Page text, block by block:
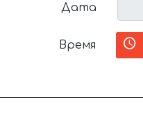
Дата
Время